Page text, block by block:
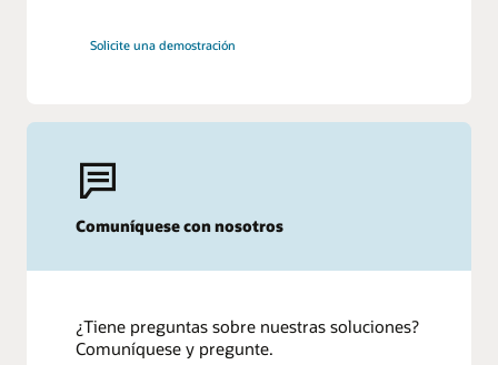
Solicite una demostración
Comuníquese con nosotros
¿Tiene preguntas sobre nuestras soluciones?
Comuníquese y pregunte.